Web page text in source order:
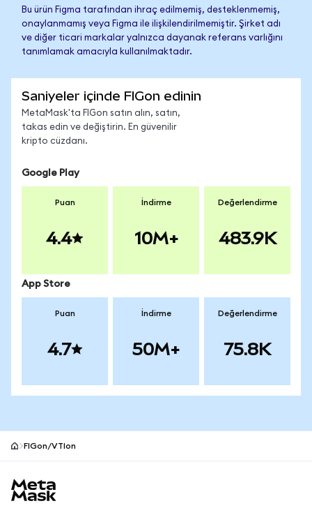
Bu ürün Figma tarafından ihraç edilmemiş, desteklenmemiş,
onaylanmamış veya Figma ile ilişkilendirilmemiştir. Şirket adı
ve diğer ticari markalar yalnızca dayanak referans varlığını
tanımlamak amacıyla kullanılmaktadır.
Saniyeler içinde FIGon edinin
MetaMask'ta FIGon satın alın, satın,
takas edin ve değiştirin. En güvenilir
kripto cüzdanı.
Google Play
Puan
4.4
İndirme
10M+
Değerlendirme
483.9K
App Store
Puan
4.7
İndirme
50M+
Değerlendirme
75.8K
FIGon/VTIon